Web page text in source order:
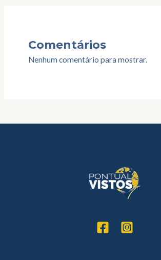
Comentários
Nenhum comentário para mostrar.